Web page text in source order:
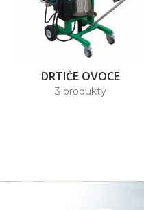
DRTIČE OVOCE
3 produkty